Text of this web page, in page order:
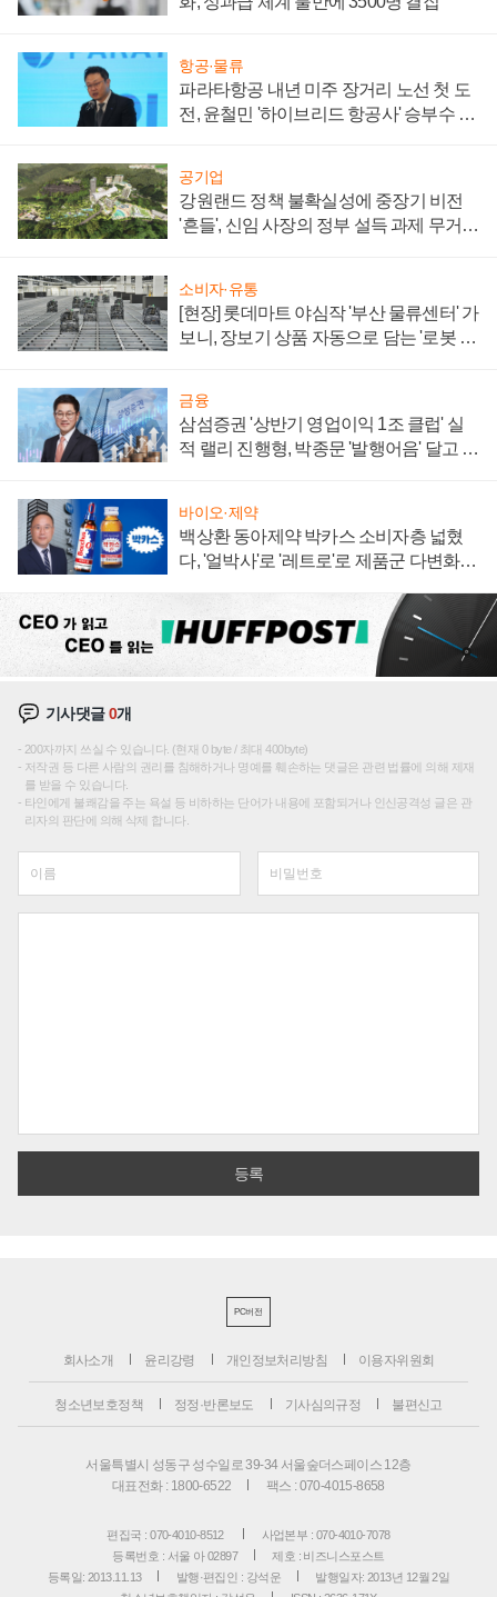
항공·물류
파라타항공 내년 미주 장거리 노선 첫 도
전, 윤철민 '하이브리드 항공사' 승부수 통
공기업
강원랜드 정책 불확실성에 중장기 비전
'흔들', 신임 사장의 정부 설득 과제 무거워
소비자·유통
[현장] 롯데마트 야심작 '부산 물류센터' 가
보니, 장보기 상품 자동으로 담는 '로봇 40
금융
삼섬증권 '상반기 영업이익 1조 클럽' 실
적 랠리 진행형, 박종문 '발행어음' 달고 연
바이오·제약
백상환 동아제약 박카스 소비자층 넓혔
다, '얼박사'로 '레트로'로 제품군 다변화
기사댓글0개
200자까지 쓰실 수 있습니다. (현재 0 byte / 최대 400byte)
저작권 등 다른 사람의 권리를 침해하거나 명예를 훼손하는 댓글은 관련 법률에 의해 제재
를 받을 수 있습니다.
타인에게 불쾌감을 주는 욕설 등 비하하는 단어가 내용에 포함되거나 인신공격성 글은 관
리자의 판단에 의해 삭제 합니다.
PC버전
회사소개 윤리강령 개인정보처리방침 이용자위원회
청소년보호정책 정정·반론보도 기사심의규정 불편신고
서울특별시 성동구 성수일로 39-34 서울숲더스페이스 12층
대표전화 : 1800-6522
팩스 : 070-4015-8658
편집국 : 070-4010-8512
사업본부 : 070-4010-7078
등록번호 : 서울 아 02897
제호 : 비즈니스포스트
등록일: 2013.11.13
발행·편집인 : 강석운
발행일자: 2013년 12월 2일